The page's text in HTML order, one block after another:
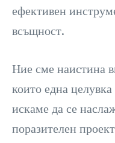
ефективен
всъщност.
Ние сме наистина
които една
искаме да се
поразителен